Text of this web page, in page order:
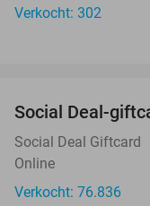
Verkocht: 302
Social Deal-
Social Deal Giftcard
Online
Verkocht: 76.836